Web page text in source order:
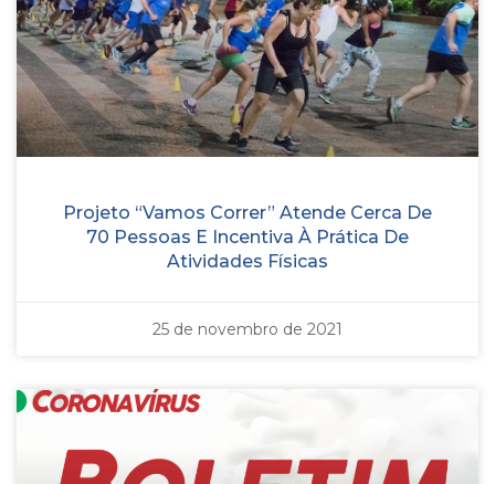
Projeto “Vamos Correr” Atende Cerca De
70 Pessoas E Incentiva À Prática De
Atividades Físicas
25 de novembro de 2021